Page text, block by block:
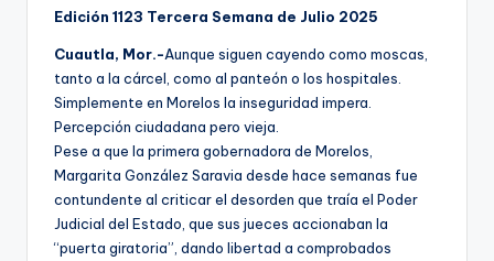
Edición 1123 Tercera Semana de Julio 2025
Cuautla, Mor.-Aunque siguen cayendo como moscas,
tanto a la cárcel, como al panteón o los hospitales.
Simplemente en Morelos la inseguridad impera.
Percepción ciudadana pero vieja.
Pese a que la primera gobernadora de Morelos,
Margarita González Saravia desde hace semanas fue
contundente al criticar el desorden que traía el Poder
Judicial del Estado, que sus jueces accionaban la
“puerta giratoria”, dando libertad a comprobados